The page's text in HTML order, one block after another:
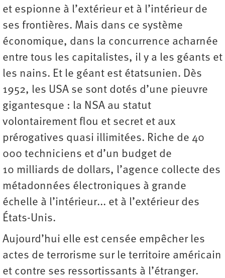
et espionne à l’extérieur et à l’intérieur de
ses frontières. Mais dans ce système
économique, dans la concurrence acharnée
entre tous les capitalistes, il y a les géants et
les nains. Et le géant est étatsunien. Dès
1952, les USA se sont dotés d’une pieuvre
gigantesque : la NSA au statut
volontairement flou et secret et aux
prérogatives quasi illimitées. Riche de 40
000 techniciens et d’un budget de
10 milliards de dollars, l’agence collecte des
métadonnées électroniques à grande
échelle à l’intérieur... et à l’extérieur des
États-Unis.
Aujourd’hui elle est censée empêcher les
actes de terrorisme sur le territoire américain
et contre ses ressortissants à l’étranger.